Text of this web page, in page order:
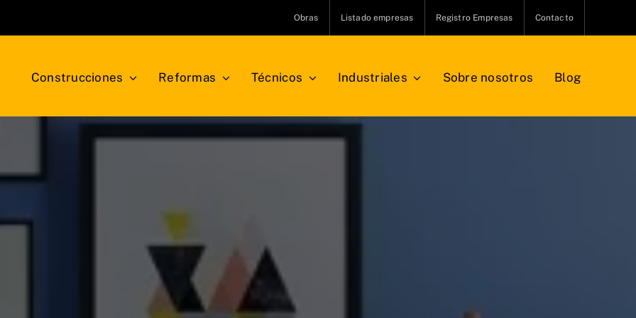
Obras Listado empresas Registro Empresas Contacto
Construcciones Reformas Técnicos Industriales Sobre nosotros Blog